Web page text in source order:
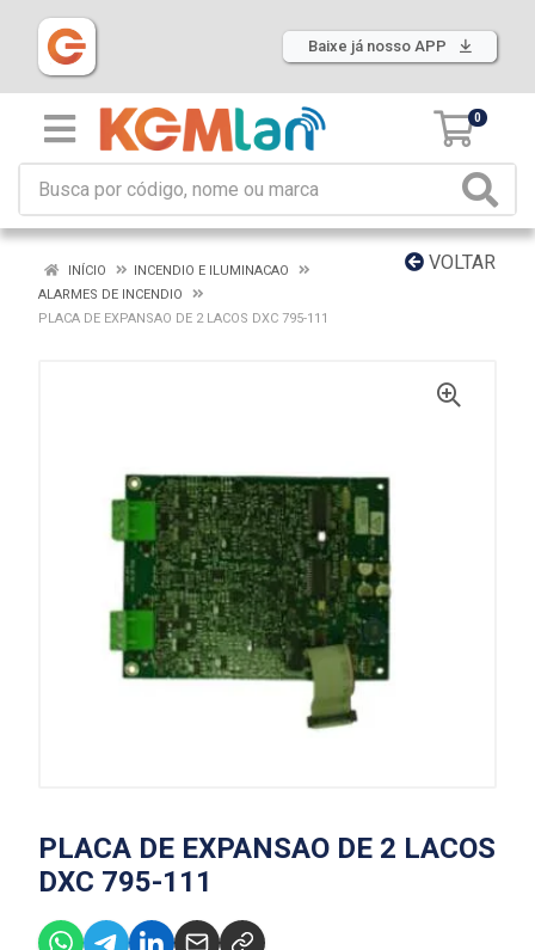
Baixe já nosso APP
0
VOLTAR
INÍCIO
INCENDIO E ILUMINACAO
ALARMES DE INCENDIO
PLACA DE EXPANSAO DE 2 LACOS DXC 795-111
PLACA DE EXPANSAO DE 2 LACOS
DXC 795-111